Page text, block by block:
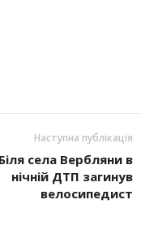
Наступна публікація
Біля села Вербляни в
нічній ДТП загинув
велосипедист